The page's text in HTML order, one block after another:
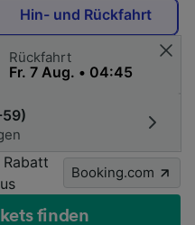
Hin- und Rückfahrt
Rückfahrt
Booking.com
finden